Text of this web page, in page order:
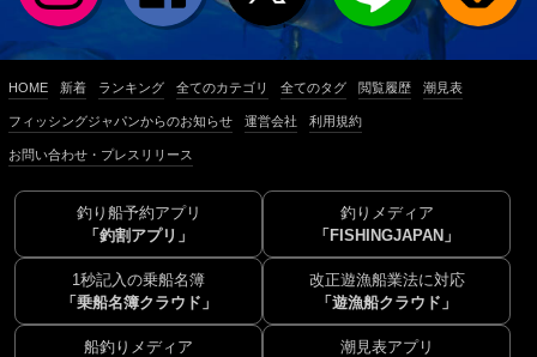
HOME 新着 ランキング 全てのカテゴリ 全てのタグ 閲覧履歴 潮見表
フィッシングジャパンからのお知らせ 運営会社 利用規約
お問い合わせ・プレスリリース
釣り船予約アプリ
「釣割アプリ」
釣りメディア
「FISHINGJAPAN」
1秒記入の乗船名簿
「乗船名簿クラウド」
改正遊漁船業法に対応
「遊漁船クラウド」
船釣りメディア
潮見表アプリ